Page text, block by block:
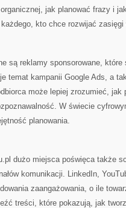
jak planować frazy i
kto chce rozwijać
są reklamy sponsorowane,
temat kampanii Google Ads, a
może lepiej zrozumieć, jak
W świecie
planowania.
dużo miejsca poświęca także
komunikacji. LinkedIn,
zaangażowania, o ile
treści, które pokazują, jak